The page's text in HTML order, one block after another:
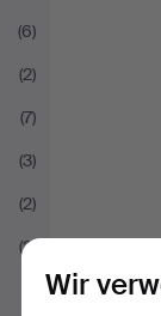
(6)
(2)
(7)
(3)
(2)
(2)
Wir